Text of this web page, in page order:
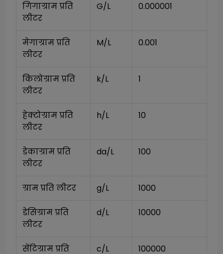
गिगाग्राम प्रति
लीटर
G/L 0.000001
मेगाग्राम प्रति
लीटर
M/L 0.001
किलोग्राम प्रति
लीटर
k/L 1
हेक्टोग्राम प्रति
लीटर
h/L 10
डेकाग्राम प्रति
लीटर
da/L 100
ग्राम प्रति लीटर g/L 1000
डेसिग्राम प्रति
लीटर
d/L 10000
सेंटिग्राम प्रति
c/L 100000